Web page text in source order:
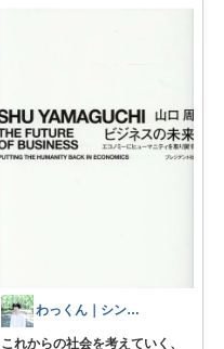
わっくん｜シンプルなデザインが好き
これからの社会を考えていく、